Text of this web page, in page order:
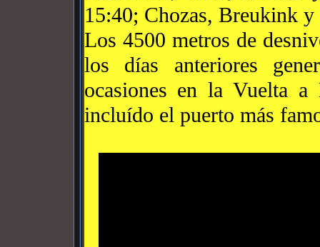
15:40; Chozas, Breukink
Los 4500 metros de
los días anteriores
ocasiones en la Vuelta
incluído el puerto más